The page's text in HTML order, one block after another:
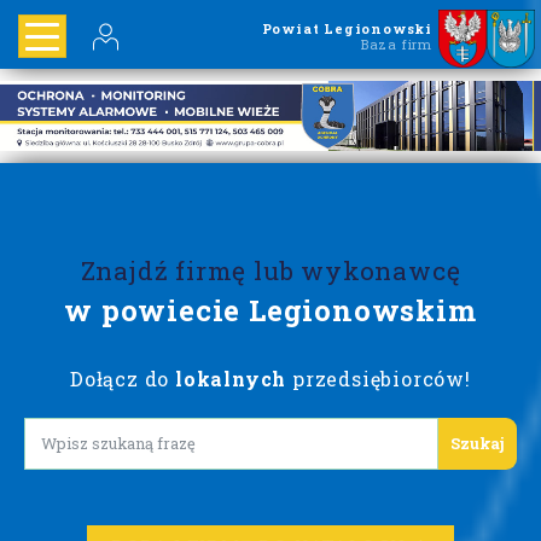
Powiat Legionowski
Baza firm
Znajdź firmę lub wykonawcę
w powiecie Legionowskim
Dołącz do lokalnych przedsiębiorców!
Lorem ipsum